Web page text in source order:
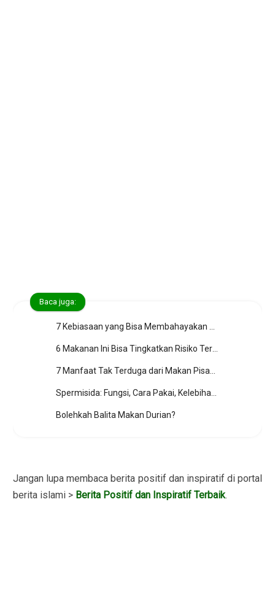
Baca juga:
Bolehkah Balita Makan Durian?
Jangan lupa membaca berita positif dan inspiratif di portal
berita islami > Berita Positif dan Inspiratif Terbaik.